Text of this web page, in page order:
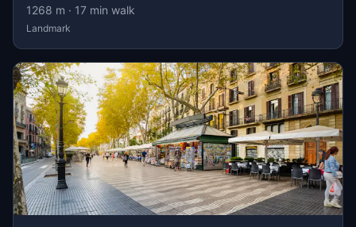
1268 m · 17 min walk
Landmark